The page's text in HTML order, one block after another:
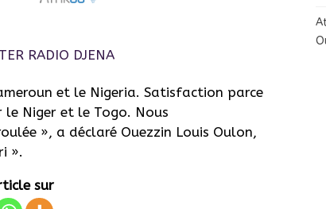
et le Nigeria. Satisfaction parce
le Niger et le Togo. Nous
», a déclaré Ouezzin Louis Oulon,
».
sur